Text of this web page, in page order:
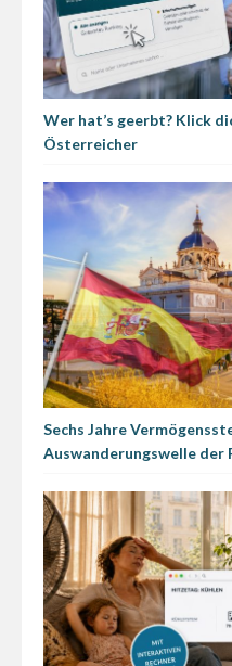
Wer hat’s geerbt? Klick
Österreicher
Sechs Jahre
Auswanderungswelle der